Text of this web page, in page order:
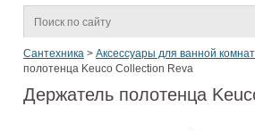
Сантехника > Аксессуары для ванной
полотенца Keuco Collection Reva
Держатель полотенца